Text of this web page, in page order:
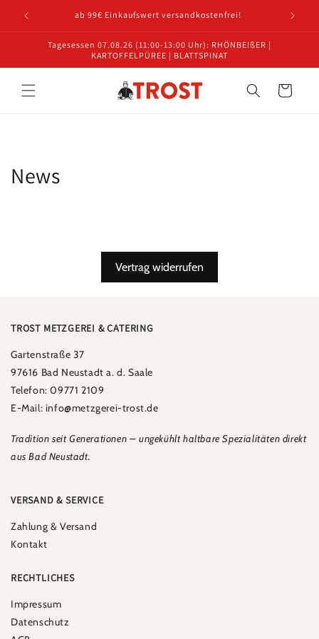
zum
ab 99€ Einkaufswert versandkostenfrei!
Tagesessen 07.08.26 (11:00-13:00 Uhr): RHÖNBEIßER |
KARTOFFELPÜREE | BLATTSPINAT
Warenkorb
News
Vertrag widerrufen
TROST METZGEREI & CATERING
Gartenstraße 37
97616 Bad Neustadt a. d. Saale
Telefon: 09771 2109
E-Mail: info@metzgerei-trost.de
Tradition seit Generationen – ungekühlt haltbare Spezialitäten direkt
aus Bad Neustadt.
VERSAND & SERVICE
Zahlung & Versand
Kontakt
RECHTLICHES
Impressum
Datenschutz